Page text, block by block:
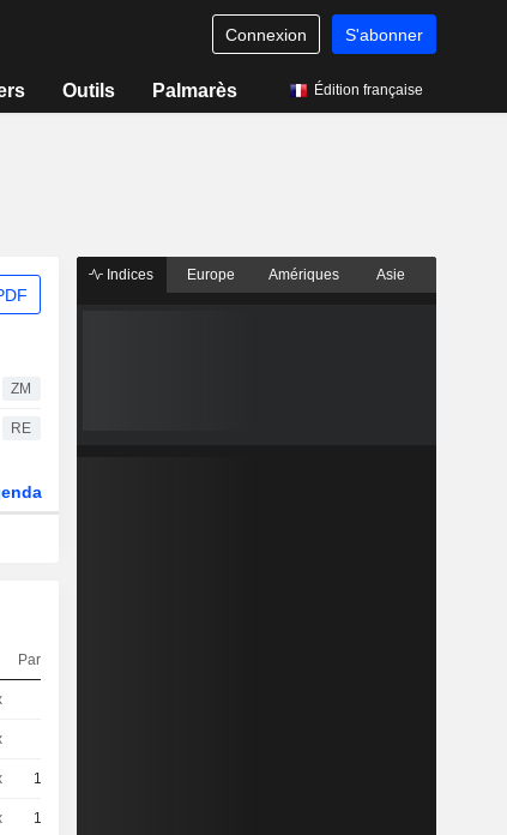
Connexion S'abonner
Outils Palmarès Édition française
ZM
RE
Parité
10
10
Indices Europe Amériques Asie